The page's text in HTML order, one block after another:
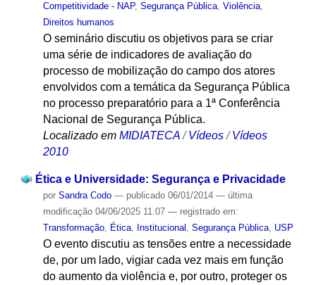
Competitividade - NAP, Segurança Pública, Violência,
Direitos humanos
O seminário discutiu os objetivos para se criar
uma série de indicadores de avaliação do
processo de mobilização do campo dos atores
envolvidos com a temática da Segurança Pública
no processo preparatório para a 1ª Conferência
Nacional de Segurança Pública.
Localizado em MIDIATECA /Vídeos /Vídeos
2010
Ética e Universidade: Segurança e Privacidade
por Sandra Codo — publicado06/01/2014 — última
modificação04/06/2025 11:07 — registrado em:
Transformação, Ética, Institucional Segurança Pública, USP
O evento discutiu as tensões entre a necessidade
de, por um lado, vigiar cada vez mais em função
do aumento da violência e, por outro, proteger os